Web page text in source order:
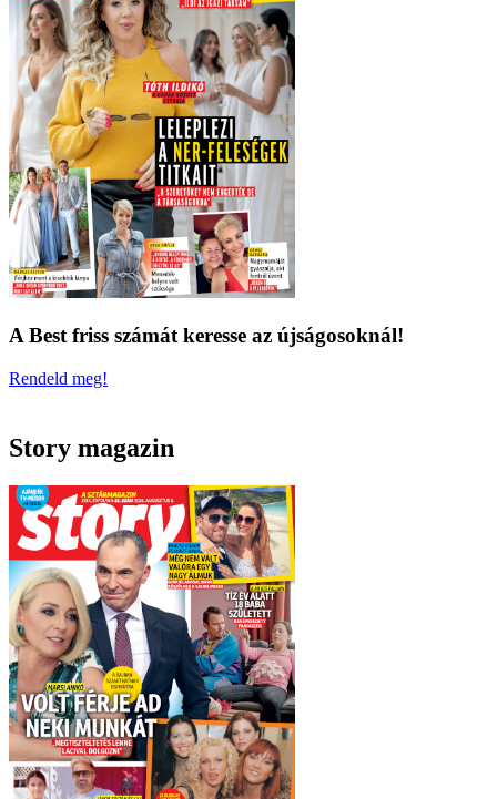
A Best friss számát keresse az újságosoknál!
Rendeld meg!
Story magazin